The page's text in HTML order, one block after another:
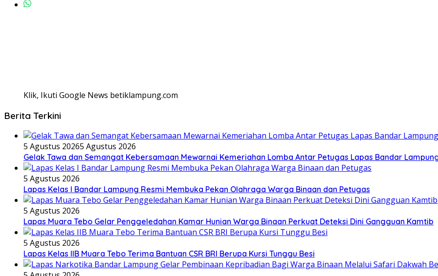
Klik, Ikuti Google News betiklampung.com
Berita Terkini
5 Agustus 20265 Agustus 2026
Gelak Tawa dan Semangat Kebersamaan Mewarnai Kemeriahan Lomba Antar Petugas Lapas Bandar
5 Agustus 2026
Lapas Kelas I Bandar Lampung Resmi Membuka Pekan Olahraga Warga Binaan dan Petugas
5 Agustus 2026
Lapas Muara Tebo Gelar Penggeledahan Kamar Hunian Warga Binaan Perkuat Deteksi Dini Gangguan Kamtib
5 Agustus 2026
Lapas Kelas IIB Muara Tebo Terima Bantuan CSR BRI Berupa Kursi Tunggu Besi